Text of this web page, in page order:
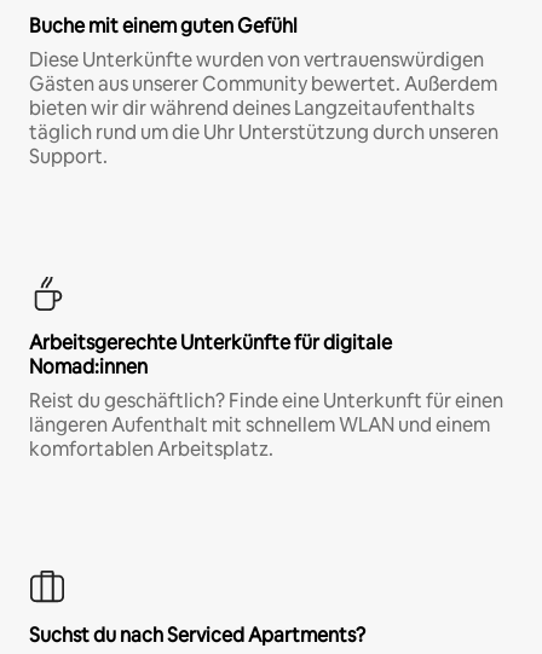
Buche mit einem guten Gefühl
Diese Unterkünfte wurden von vertrauenswürdigen
Gästen aus unserer Community bewertet. Außerdem
bieten wir dir während deines Langzeitaufenthalts
täglich rund um die Uhr Unterstützung durch unseren
Support.
Arbeitsgerechte Unterkünfte für digitale
Nomad:innen
Reist du geschäftlich? Finde eine Unterkunft für einen
längeren Aufenthalt mit schnellem WLAN und einem
komfortablen Arbeitsplatz.
Suchst du nach Serviced Apartments?